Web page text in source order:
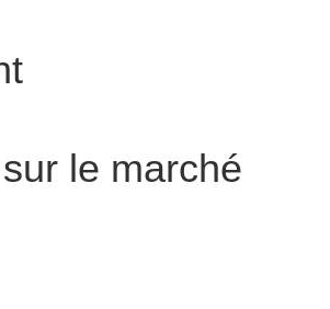
le marché